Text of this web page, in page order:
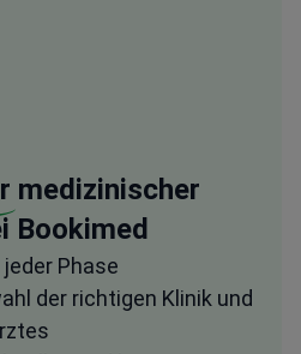
medizinischer
Bookimed
Phase
der richtigen Klinik und